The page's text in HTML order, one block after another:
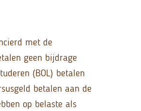
met de
geen bijdrage
(BOL) betalen
betalen aan de
op belaste als